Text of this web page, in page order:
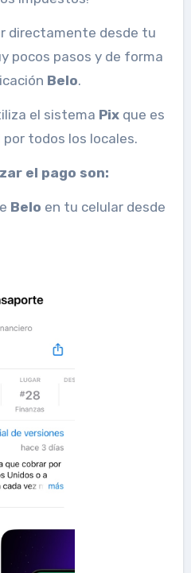
directamente desde tu
pocos pasos y de forma
Belo.
el sistema Pix que es
todos los locales.
el pago son:
Belo en tu celular desde